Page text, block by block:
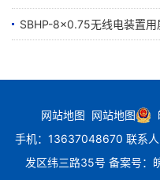
SBHP-8×0.75无线电装置用
网站地图 网站地图
手机：13637048670 联系
发区纬三路35号 备案号：